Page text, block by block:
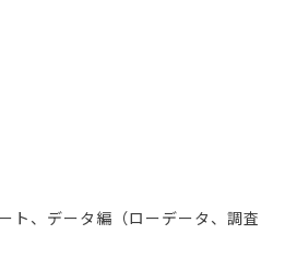
ト、データ編（ローデータ、調査